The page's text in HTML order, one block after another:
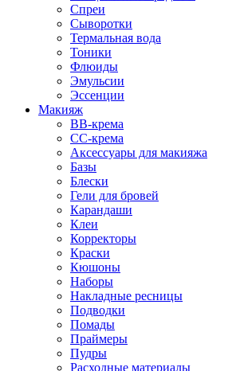
Спреи
Сыворотки
Термальная вода
Тоники
Флюиды
Эмульсии
Эссенции
Макияж
BB-крема
CC-крема
Аксессуары для макияжа
Базы
Блески
Гели для бровей
Карандаши
Клеи
Корректоры
Краски
Кюшоны
Наборы
Накладные ресницы
Подводки
Помады
Праймеры
Пудры
Расходные материалы